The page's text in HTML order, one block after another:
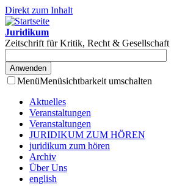
Direkt zum Inhalt
Juridikum
Zeitschrift für Kritik, Recht & Gesellschaft
MenüMenüsichtbarkeit umschalten
Aktuelles
Veranstaltungen
Veranstaltungen
JURIDIKUM ZUM HÖREN
juridikum zum hören
Archiv
Über Uns
english